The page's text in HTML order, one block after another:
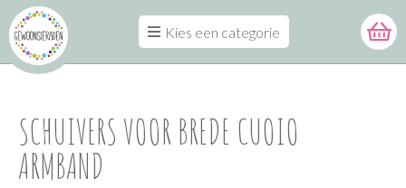
Kies een categorie
SCHUIVERS VOOR BREDE CUOIO
ARMBAND